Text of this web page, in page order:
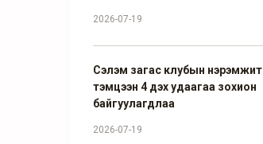
2026-07-19
Сэлэм загас клубын нэрэмжит
тэмцээн 4 дэх удаагаа зохион
байгуулагдлаа
2026-07-19